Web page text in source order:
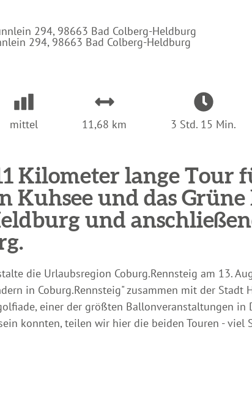
294, 98663 Bad Colberg-Heldburg
294, 98663 Bad Colberg-Heldburg
mittel 11,68 km 3 Std. 15 Min.
Kilometer lange
Kuhsee und das
und
die Urlaubsregion Coburg.Rennsteig am 13.
in Coburg.Rennsteig" zusammen mit der
einer der größten Ballonveranstaltungen in
konnten, teilen wir hier die beiden Touren - viel